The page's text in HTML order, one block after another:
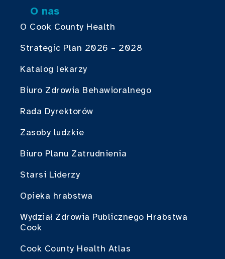
O nas
O Cook County Health
Strategic Plan 2026 – 2028
Katalog lekarzy
Biuro Zdrowia Behawioralnego
Rada Dyrektorów
Zasoby ludzkie
Biuro Planu Zatrudnienia
Starsi Liderzy
Opieka hrabstwa
Wydział Zdrowia Publicznego Hrabstwa
Cook
Cook County Health Atlas